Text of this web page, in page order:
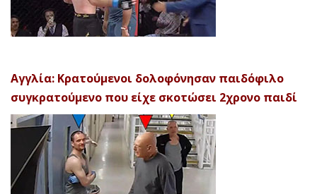
Αγγλία: Κρατούμενοι δολοφόνησαν παιδόφιλο
συγκρατούμενο που είχε σκοτώσει 2χρονο παιδί